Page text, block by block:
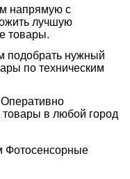
напрямую с
лучшую
товары.
подобрать нужный
по техническим
в любой город
Фотосенсорные